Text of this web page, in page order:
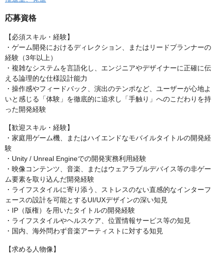
応募資格
【必須スキル・経験】
・ゲーム開発におけるディレクション、またはリードプランナーの
経験（3年以上）
・複雑なシステムを言語化し、エンジニアやデザイナーに正確に伝
える論理的な仕様設計能力
・操作感やフィードバック、演出のテンポなど、ユーザーが心地よ
いと感じる「体験」を徹底的に追求し「手触り」へのこだわりを持
った開発経験
【歓迎スキル・経験】
・家庭用ゲーム機、またはハイエンドなモバイルタイトルの開発経
験
・Unity / Unreal Engineでの開発実務利用経験
・映像コンテンツ、音楽、またはウェアラブルデバイス等の非ゲー
ム要素を取り込んだ開発経験
・ライフスタイルに寄り添う、ストレスのない直感的なインターフ
ェースの設計を可能とするUI/UXデザインの深い知見
・IP（版権）を用いたタイトルの開発経験
・ライフスタイルやヘルスケア、位置情報サービス等の知見
・国内、海外問わず音楽アーティストに対する知見
【求める人物像】